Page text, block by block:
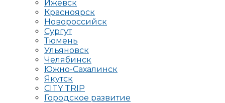
Ижевск
Красноярск
Новороссийск
Сургут
Тюмень
Ульяновск
Челябинск
Южно-Сахалинск
Якутск
CITY TRIP
Городское развитие